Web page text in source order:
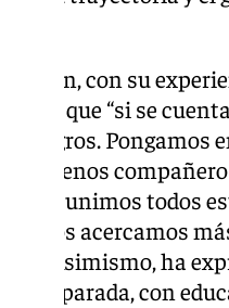
joven, con su
en que “si se
logros. Pongamos
buenos
Si unimos todos
nos acercamos
Asimismo, ha
preparada, con